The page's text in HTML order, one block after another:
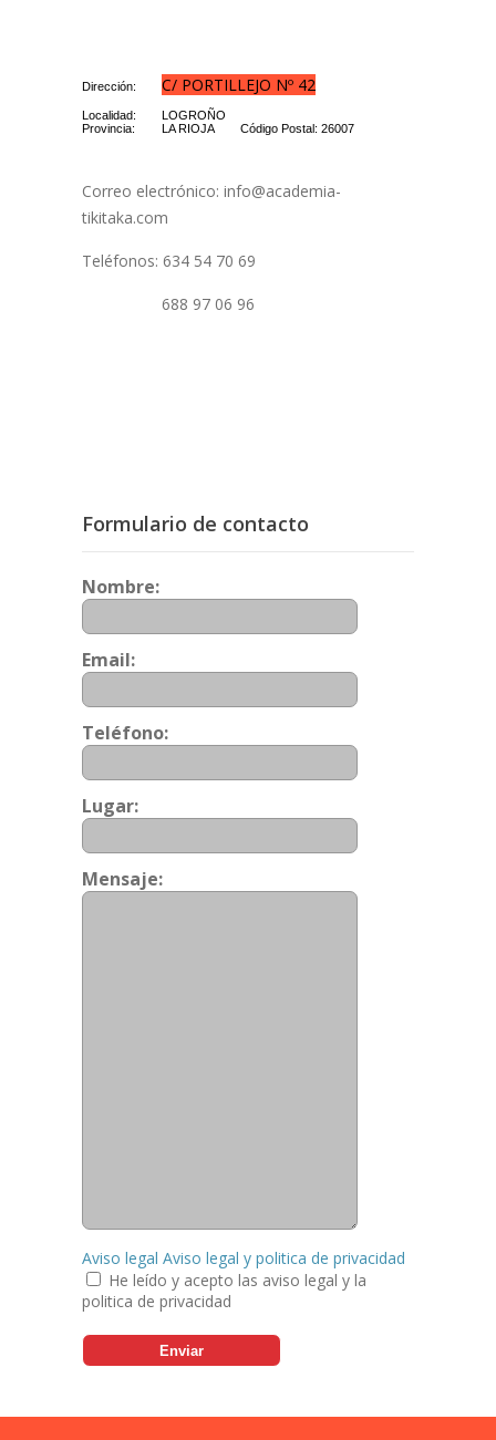
Dirección: C/ PORTILLEJO Nº 42
Localidad:
LOGROÑO
Provincia:
LA RIOJA Código Postal: 26007
Correo electrónico: info@academia-
tikitaka.com
Teléfonos: 634 54 70 69
688 97 06 96
Formulario de contacto
Nombre:
Email:
Teléfono:
Lugar:
Mensaje:
Aviso legal Aviso legal y politica de privacidad
He leído y acepto las aviso legal y la
politica de privacidad